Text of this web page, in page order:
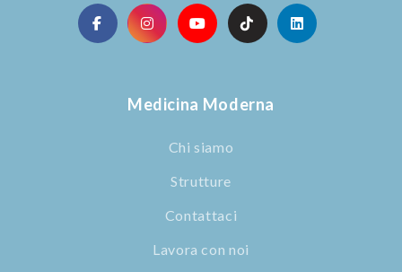
Medicina Moderna
Chi siamo
Strutture
Contattaci
Lavora con noi